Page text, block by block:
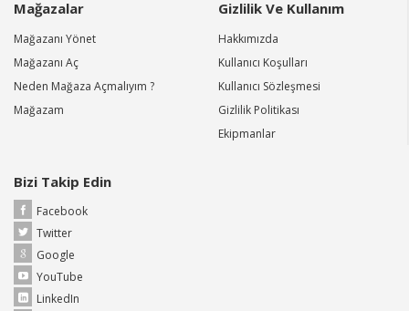
Mağazalar
Mağazanı Yönet
Mağazanı Aç
Neden Mağaza Açmalıyım ?
Mağazam
Gizlilik Ve Kullanım
Hakkımızda
Kullanıcı Koşulları
Kullanıcı Sözleşmesi
Gizlilik Politikası
Ekipmanlar
Bizi Takip Edin
Facebook
Twitter
Google
YouTube
LinkedIn